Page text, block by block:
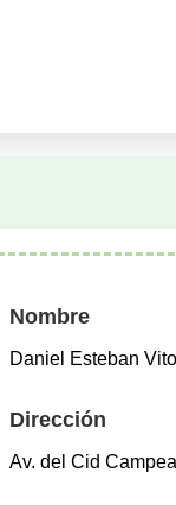
Nombre
Daniel Esteban
Dirección
Av. del Cid